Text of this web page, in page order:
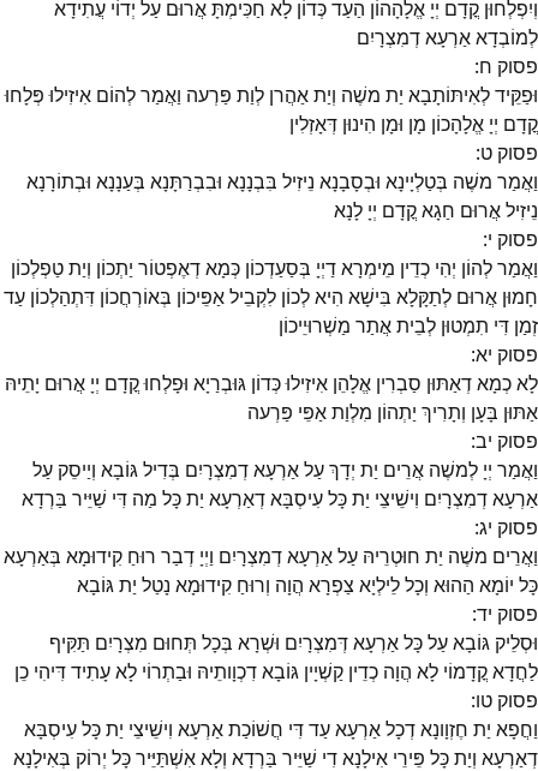
וְיִפְלְחוּן קֳדָם יְיָ אֱלָהָהוֹן הַעַד כְּדוֹן לָא חַכִּימְתָּ אֲרוּם עַל יְדוֹי עֲתִידָא
לְמוֹבְדָא אַרְעָא דְמִצְרָיִם
פסוק ח:
וּפַקֵּיד לְאִיתּוֹתָבָא יַת משֶׁה וְיַת אַהֲרן לְוַת פַּרְעה וַאֲמַר לְהוֹם אִיזִילוּ פְּלָחוּ
קֳדָם יְיָ אֱלָהָכוֹן מָן וּמָן הִינוּן דְּאָזְלִין
פסוק ט:
וַאֲמַר משֶׁה בְּטַלְיָינָא וּבְסָבָנָא נֵיזִיל בִּבְנָנָא וּבִבְרַתָּנָא בְּעַנָנָא וּבְתוֹרָנָא
נֵיזִיל אֲרוּם חַגָא קֳדָם יְיָ לָנָא
פסוק י:
וַאֲמַר לְהוֹן יְהִי כְדֵין מֵימְרָא דַיְיָ בְּסַעַדְכוֹן כְּמָא דְאֶפְטוֹר יַתְכוֹן וְיַת טַפְלְכוֹן
חָמוּן אֲרוּם לְתַקָּלָא בִּישָׁא הִיא לְכוֹן לִקְבֵיל אַפֵּיכוֹן בְּאוֹרְחֲכוֹן דִּתְהַלְכוֹן עַד
זְמַן דִּי תִמְטוּן לְבֵית אֲתַר מַשְׁרוּיֵיכוֹן
פסוק יא:
לָא כְמָא דְאַתּוּן סַבְרִין אֱלָהֵן אִיזִילוּ כְּדוֹן גּוּבְרַיָא וּפָלְחוּ קֳדָם יְיָ אֲרוּם יָתֵיהּ
אַתּוּן בָּעָן וְתָרִיךְ יַתְהוֹן מִלְוַת אַפֵּי פַּרְעה
פסוק יב:
וַאֲמַר יְיָ לְמשֶׁה אֲרֵים יַת יְדָךְ עַל אַרְעָא דְמִצְרָיִם בְּדִיל גּוֹבָא וְיַיסֵק עַל
אַרְעָא דְמִצְרָיִם וִישֵׁיצֵי יַת כָּל עִיסְבָּא דְאַרְעָא יַת כָּל מַה דִּי שַׁיֵּיר בַּרְדָא
פסוק יג:
וַאֲרֵים משֶׁה יַת חוּטְרֵיהּ עַל אַרְעָא דְמִצְרָיִם וַיְיָ דְבַר רוּחַ קִידוּמָא בְּאַרְעָא
כָּל יוֹמָא הַהוּא וְכָל לֵילְיָא צַפְרָא הֲוָה וְרוּחַ קִידוּמָא נָטַל יַת גּוֹבָא
פסוק יד:
וּסְלֵיק גּוֹבָא עַל כָּל אַרְעָא דְּמִצְרָיִם וּשְׁרָא בְּכָל תְּחוּם מִצְרָיִם תַּקִּיף
לַחֲדָא קֳדָמוֹי לָא הֲוָה כְדֵין קַשְׁיָין גּוֹבָא דִכְוָותֵיהּ וּבַתְרוֹי לָא עָתִיד דִּיהִי כֵן
פסוק טו:
וַחֲפָא יַת חֶזְוָונָא דְכָל אַרְעָא עַד דִּי חֲשׁוֹכַת אַרְעָא וִישֵׁיצֵי יַת כָּל עִיסְבָּא
דְאַרְעָא וְיַת כָּל פֵּירֵי אִילָנָא דִי שַׁיֵּיר בַּרְדָא וְלָא אִשְׁתַּיֵּיר כָּל יְרוֹק בְּאִילָנָא